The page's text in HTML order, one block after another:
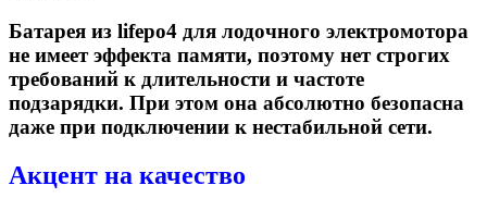
Батарея из lifepo4 для лодочного электромотора
не имеет эффекта памяти, поэтому нет строгих
требований к длительности и частоте
подзарядки. При этом она абсолютно безопасна
даже при подключении к нестабильной сети.
Акцент на качество